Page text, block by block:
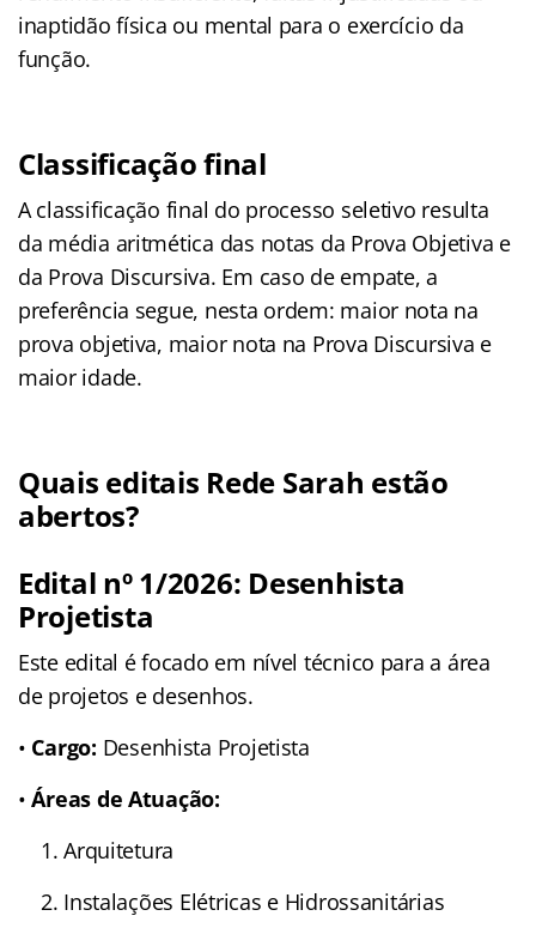
inaptidão física ou mental para o exercício da
função.
Classificação final
A classificação final do processo seletivo resulta
da média aritmética das notas da Prova Objetiva e
da Prova Discursiva. Em caso de empate, a
preferência segue, nesta ordem: maior nota na
prova objetiva, maior nota na Prova Discursiva e
maior idade.
Quais editais Rede Sarah estão
abertos?
Edital nº 1/2026: Desenhista
Projetista
Este edital é focado em nível técnico para a área
de projetos e desenhos.
• Cargo: Desenhista Projetista
•Áreas de Atuação:
1. Arquitetura
2. Instalações Elétricas e Hidrossanitárias